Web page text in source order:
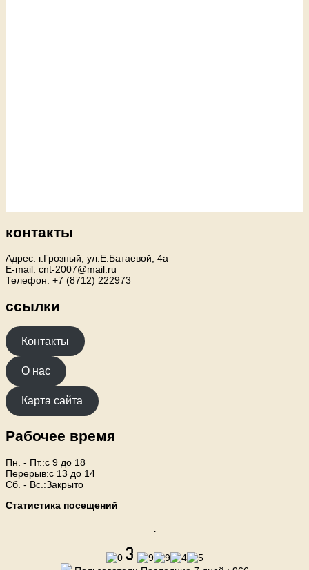
контакты
Адрес: г.Грозный, ул.Е.Батаевой, 4а
E-mail: cnt-2007@mail.ru
Телефон: +7 (8712) 222973
ссылки
Контакты
О нас
Карта сайта
Рабочее время
Пн. - Пт.:с 9 до 18
Перерыв:с 13 до 14
Сб. - Вс.:Закрыто
Статистика посещений
.